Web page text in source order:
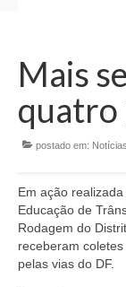
Fernando
Café com
Notícias
Contato
Currículo
Mais
quatro
postado em:
Em ação
Educação de
Rodagem do
receberam
pelas vias do DF.